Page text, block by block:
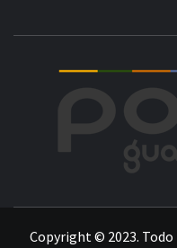
Copyright © 2023. Todo